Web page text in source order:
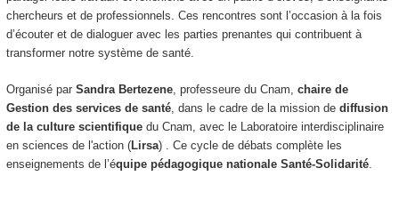
chercheurs et de professionnels. Ces rencontres sont l’occasion à la fois
d’écouter et de dialoguer avec les parties prenantes qui contribuent à
transformer notre système de santé.
Organisé par Sandra Bertezene, professeure du Cnam, chaire de
Gestion des services de santé, dans le cadre de la mission de diffusion
de la culture scientifiquedu Cnam, avec le Laboratoire interdisciplinaire
en sciences de l'action (Lirsa) . Ce cycle de débats complète les
enseignements de l’équipe pédagogique nationale Santé-Solidarité.